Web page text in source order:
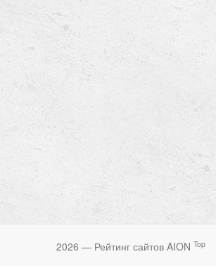
2026 — Рейтинг сайтов AION Top